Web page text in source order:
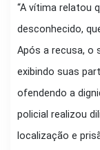
“A vítima relatou
desconhecido,
Após a recusa, o
exibindo suas
ofendendo a
policial realizou
localização e